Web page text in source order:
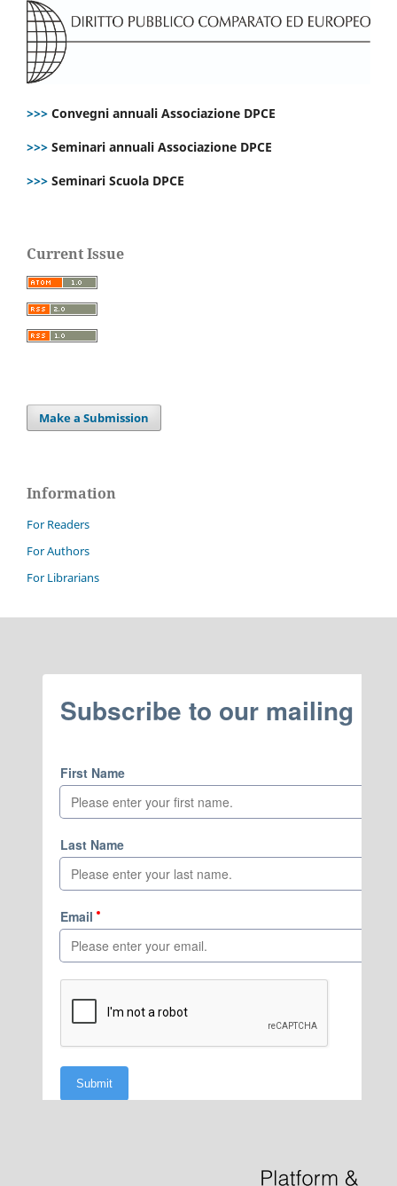
>>> Convegni annuali Associazione DPCE
>>> Seminari annuali Associazione DPCE
>>> Seminari Scuola DPCE
Current Issue
Make a Submission
Information
For Readers
For Authors
For Librarians